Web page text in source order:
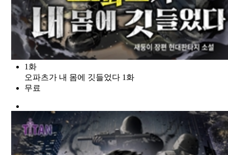
1화
오파츠가 내 몸에 깃들었다 1화
무료